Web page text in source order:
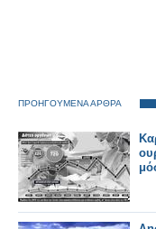
ΠΡΟΗΓΟΥΜΕΝΑ ΑΡΘΡΑ